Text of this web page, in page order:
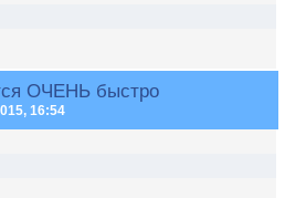
ОЧЕНЬ быстро
16:54